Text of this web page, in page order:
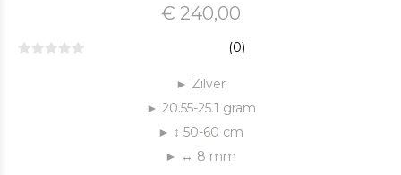
€ 240,00
(0)
► Zilver
► 20.55-25.1 gram
► ↕ 50-60 cm
► ↔ 8 mm